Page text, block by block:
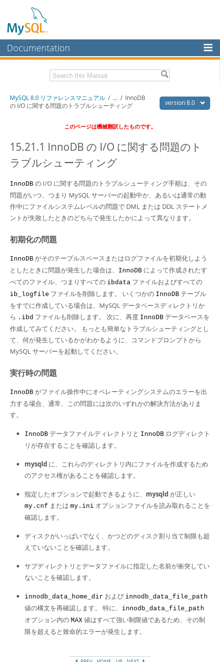
Documentation
MySQL Enterprise
Workbench
Connectors
MySQL.com
Downloads
Developer Zone
Download this Manual version 8.0
MySQL 8.0 リファレンスマニュアル / ... / InnoDB
の I/O に関する問題のトラブルシューティング
このページは機械翻訳したものです。
15.21.1 InnoDB の I/O に関する問題のト
ラブルシューティング
InnoDB の I/O に関する問題のトラブルシューティング手順は、その
問題がいつ、つまり MySQL サーバーの起動中か、あるいは通常の動
作中にファイルシステムレベルの問題で DML または DDL ステートメ
ントが失敗したときのどちらで発生したかによって異なります。
初期化の問題
InnoDB がそのテーブルスペースまたはログファイルを初期化しよう
としたときに問題が発生した場合は、
InnoDB によって作成されたす
べてのファイル、つまりすべての ibdata ファイルおよびすべての
ib_logfile ファイルを削除します。 いくつかの InnoDB テーブル
をすでに作成している場合は、MySQL データベースディレクトリか
ら .ibd ファイルも削除します。 次に、再度 InnoDB データベースを
作成してみてください。 もっとも簡単なトラブルシューティングとし
て、何が発生しているかがわかるように、コマンドプロンプトから
MySQL サーバーを起動してください。
実行時の問題
InnoDB がファイル操作中にオペレーティングシステムのエラーを出
力する場合、通常、この問題には次のいずれかの解決方法がありま
す。
InnoDB データファイルディレクトリと InnoDB ログディレクト
リが存在することを確認します。
mysqld に、これらのディレクトリ内にファイルを作成するため
のアクセス権があることを確認します。
指定したオプションで起動できるように、 mysqld が正しい
my.cnf または my.ini オプションファイルを読み取れることを
確認します。
ディスクがいっぱいでなく、かつどのディスク割り当て制限も超
えていないことを確認します。
サブディレクトリとデータファイルに指定した名前が衝突してい
ないことを確認します。
innodb_data_home_dir および innodb_data_file_path
値の構文を再確認します。 特に、 innodb_data_file_path
オプション内の MAX 値はすべて強い制限値であるため、その制
限を超えると致命的エラーが発生します。